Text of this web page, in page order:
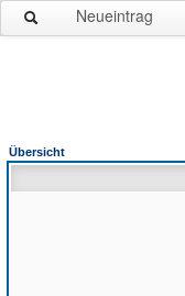
Neueintrag
Übersicht